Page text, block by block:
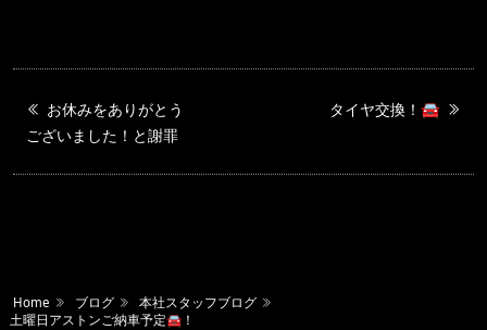
お休みをありがとう
ございました！と謝罪
タイヤ交換！🚘
Home ブログ
本社スタッフブログ
土曜日アストンご納車予定🚘！